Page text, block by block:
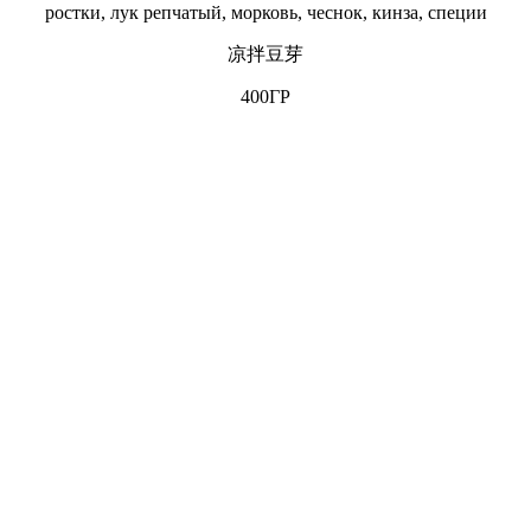
ростки, лук репчатый, морковь, чеснок, кинза, специи
凉拌豆芽
400ГР